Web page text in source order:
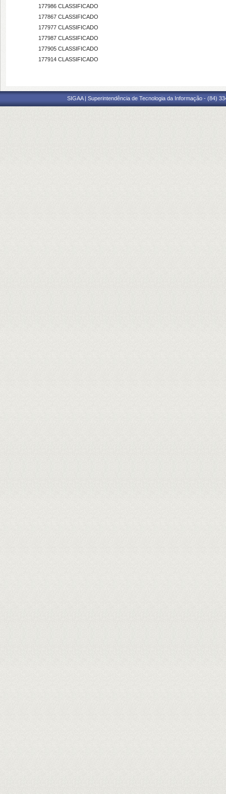
177986 CLASSIFICADO
177867 CLASSIFICADO
177977 CLASSIFICADO
177987 CLASSIFICADO
177905 CLASSIFICADO
177914 CLASSIFICADO
SIGAA | Superintendência de Tecnologia da Informação - (84)